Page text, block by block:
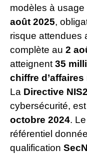
modèles à
août 2025,
risque attendues
complète au 2
atteignent 35
chiffre d’affaires
La Directive
cybersécurité,
octobre 2024. Le
référentiel
qualification